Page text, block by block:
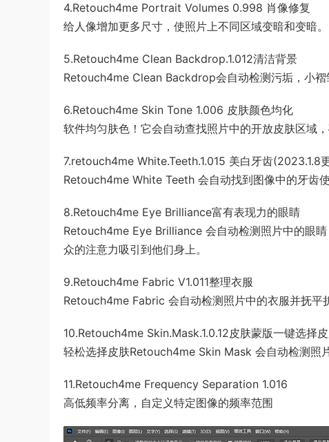
4.Retouch4me Portrait Volumes 0.998 肖像修复
给人像增加更多尺寸，使照片上不同区域变暗和变暗。
5.Retouch4me Clean Backdrop.1.012清洁背景
Retouch4me Clean Backdrop会自动检测污垢，小褶
6.Retouch4me Skin Tone 1.006 皮肤颜色均化
软件均匀肤色！它会自动查找照片中的开放皮肤区域
7.retouch4me White.Teeth.1.015 美白牙齿(2023.1.8
Retouch4me White Teeth 会自动找到图像中的牙齿
8.Retouch4me Eye Brilliance富有表现力的眼睛
Retouch4me Eye Brilliance 会自动检测照片中的眼
众的注意力吸引到他们身上。
9.Retouch4me Fabric V1.011整理衣服
Retouch4me Fabric 会自动检测照片中的衣服并抚平
10.Retouch4me Skin.Mask.1.0.12皮肤蒙版一键选择
轻松选择皮肤Retouch4me Skin Mask 会自动检测照
11.Retouch4me Frequency Separation 1.016
高低频率分离，自定义特定图像的频率范围